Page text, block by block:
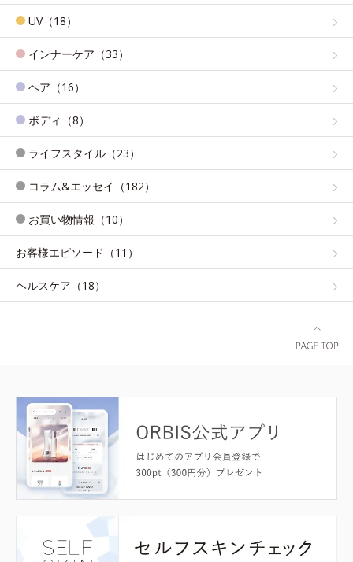
UV（18）
インナーケア（33）
ヘア（16）
ボディ（8）
ライフスタイル（23）
コラム&エッセイ（182）
お買い物情報（10）
お客様エピソード（11）
ヘルスケア（18）